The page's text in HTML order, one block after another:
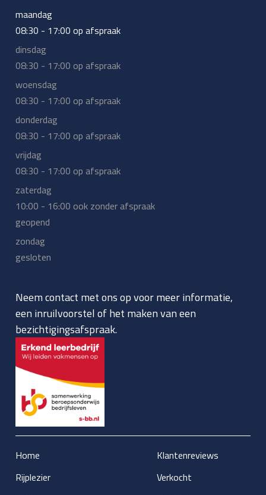
maandag
08:30 - 17:00 op afspraak
dinsdag
08:30 - 17:00 op afspraak
woensdag
08:30 - 17:00 op afspraak
donderdag
08:30 - 17:00 op afspraak
vrijdag
08:30 - 17:00 op afspraak
zaterdag
10:00 - 16:00 ook zonder afspraak
geopend
zondag
gesloten
Neem contact met ons op voor meer informatie,
een inruilvoorstel of het maken van een
bezichtigingsafspraak.
Home
Rijplezier
Klantenreviews
Verkocht